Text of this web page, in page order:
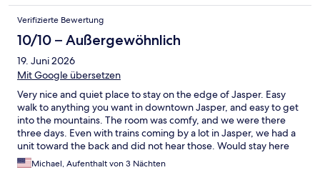
Verifizierte Bewertung
10/10 – Außergewöhnlich
19. Juni 2026
Mit Google übersetzen
Very nice and quiet place to stay on the edge of Jasper. Easy
walk to anything you want in downtown Jasper, and easy to get
into the mountains. The room was comfy, and we were there
three days. Even with trains coming by a lot in Jasper, we had a
unit toward the back and did not hear those. Would stay here
again.Michael, Aufenthalt von 3 Nächten